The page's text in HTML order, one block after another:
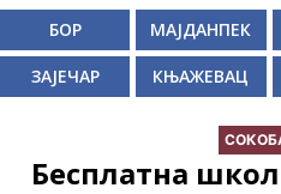
БОР МАЈДАНПЕК
ЗАЈЕЧАР КЊАЖЕВАЦ
Бесплатна